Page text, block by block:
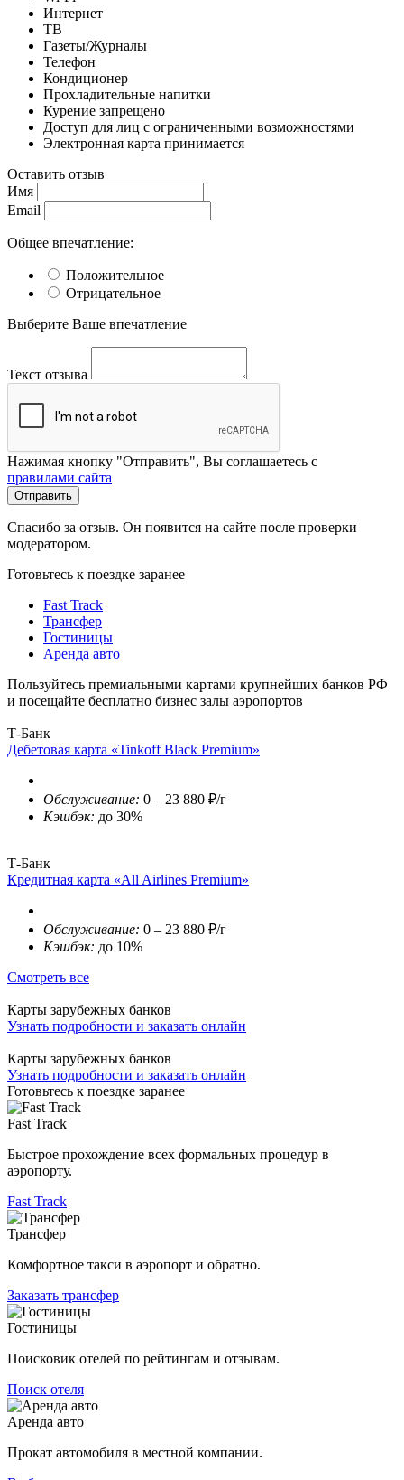
Интернет
ТВ
Газеты/Журналы
Телефон
Кондиционер
Прохладительные напитки
Курение запрещено
Доступ для лиц с ограниченными возможностями
Электронная карта принимается
Оставить отзыв
Имя
Email
Общее впечатление:
Положительное
Отрицательное
Выберите Ваше впечатление
Текст отзыва
Нажимая кнопку "Отправить", Вы соглашаетесь с
правилами сайта
Отправить
Спасибо за отзыв. Он появится на сайте после проверки
модератором.
Готовьтесь к поездке заранее
Fast Track
Трансфер
Гостиницы
Аренда авто
Пользуйтесь премиальными картами крупнейших банков РФ
и посещайте бесплатно бизнес залы аэропортов
Т-Банк
Дебетовая карта «Tinkoff Black Premium»
Обслуживание: 0 – 23 880 ₽/г
Кэшбэк: до 30%
Т-Банк
Кредитная карта «All Airlines Premium»
Обслуживание: 0 – 23 880 ₽/г
Кэшбэк: до 10%
Смотреть все
Карты зарубежных банков
Узнать подробности и заказать онлайн
Карты зарубежных банков
Узнать подробности и заказать онлайн
Готовьтесь к поездке заранее
Fast Track
Быстрое прохождение всех формальных процедур в
аэропорту.
Fast Track
Трансфер
Комфортное такси в аэропорт и обратно.
Заказать трансфер
Гостиницы
Поисковик отелей по рейтингам и отзывам.
Поиск отеля
Аренда авто
Прокат автомобиля в местной компании.